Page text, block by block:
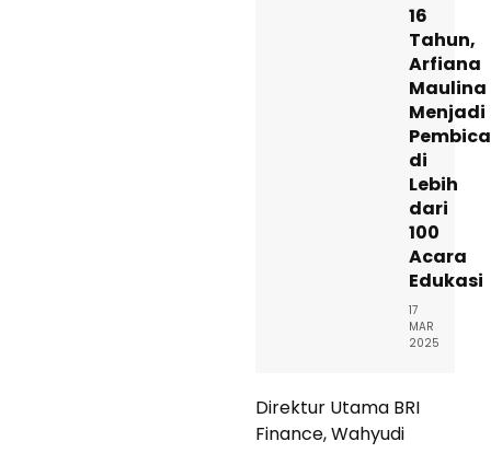
16
Tahun,
Arfiana
Maulina
Menjadi
di
Lebih
dari
100
Acara
Edukasi
17
MAR
2025
Direktur Utama BRI
Finance, Wahyudi